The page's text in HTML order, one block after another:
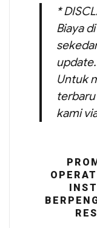
*
Biaya
update.
Untuk
kami